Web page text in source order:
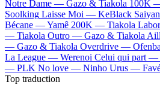
Notre Dame — Gazo & Tiakola 100K
Soolking Laisse Moi — KeBlack
Bécane —Yamê 200K — Tiakola
— Tiakola Outro — Gazo & Tiakola
— Gazo & Tiakola Overdrive —
La League — Werenoi Celui qui part —
— PLK No love — Ninho Urus —
Top traduction